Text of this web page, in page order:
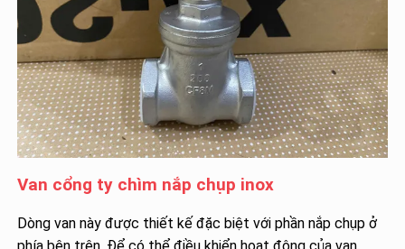
Van cổng ty chìm nắp chụp inox
Dòng van này được thiết kế đặc biệt với phần nắp chụp ở